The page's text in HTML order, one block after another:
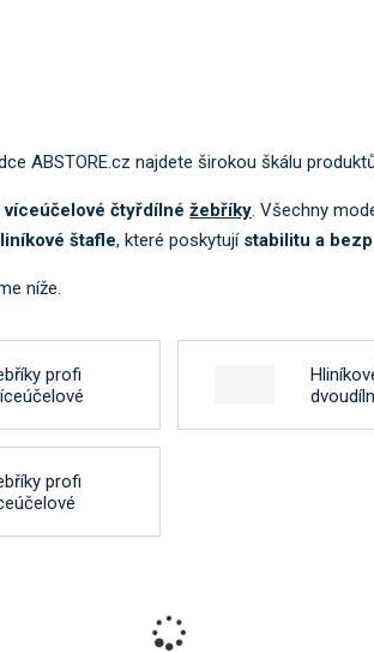
o
a
t
g
i
i
.
ABSTORE.cz najdete širokou škálu
víceúčelové čtyřdílnéžebříky. Všechny
štafle, které poskytují stabilitu a
níže.
profi
profi